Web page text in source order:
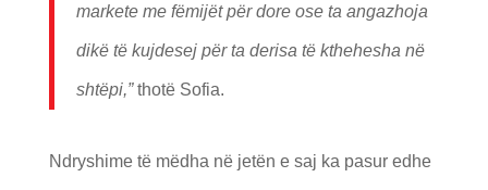
markete me fëmijët për dore ose ta angazhoja
dikë të kujdesej për ta derisa të kthehesha në
shtëpi,”thotë Sofia.
Ndryshime të mëdha në jetën e saj ka pasur edhe